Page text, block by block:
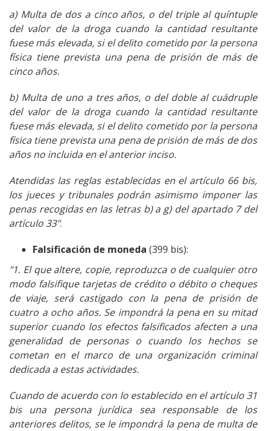
a) Multa de dos a cinco años, o del triple al quíntuple
del valor de la droga cuando la cantidad resultante
fuese más elevada, si el delito cometido por la persona
física tiene prevista una pena de prisión de más de
cinco años.
b) Multa de uno a tres años, o del doble al cuádruple
del valor de la droga cuando la cantidad resultante
fuese más elevada, si el delito cometido por la persona
física tiene prevista una pena de prisión de más de dos
años no incluida en el anterior inciso.
Atendidas las reglas establecidas en el artículo 66 bis,
los jueces y tribunales podrán asimismo imponer las
penas recogidas en las letras b) a g) del apartado 7 del
artículo 33".
Falsificación de moneda (399 bis):
"1. El que altere, copie, reproduzca o de cualquier otro
modo falsifique tarjetas de crédito o débito o cheques
de viaje, será castigado con la pena de prisión de
cuatro a ocho años. Se impondrá la pena en su mitad
superior cuando los efectos falsificados afecten a una
generalidad de personas o cuando los hechos se
cometan en el marco de una organización criminal
dedicada a estas actividades.
Cuando de acuerdo con lo establecido en el artículo 31
bis una persona jurídica sea responsable de los
anteriores delitos, se le impondrá la pena de multa de